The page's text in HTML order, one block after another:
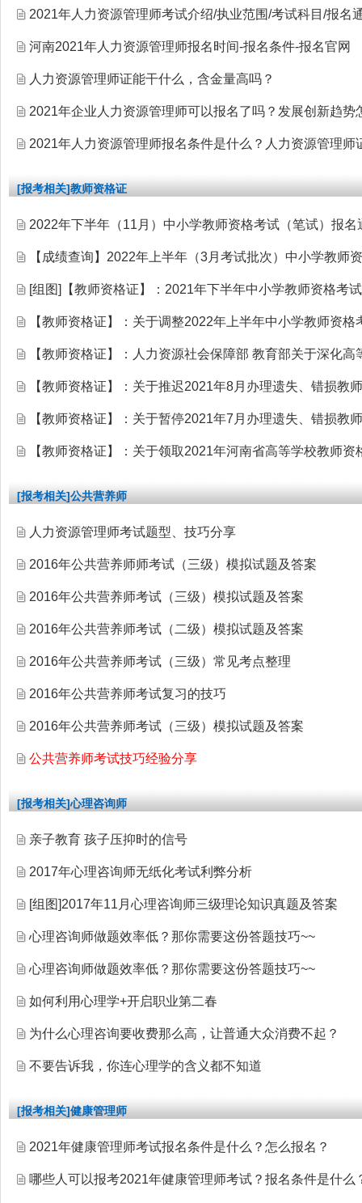
2021年人力资源管理师考试介绍/执业范围/考试科目/报名
河南2021年人力资源管理师报名时间-报名条件-报名官网
人力资源管理师证能干什么，含金量高吗？
2021年企业人力资源管理师可以报名了吗？发展创新趋势
2021年人力资源管理师报名条件是什么？人力资源管理师
[报考相关]教师资格证
2022年下半年（11月）中小学教师资格考试（笔试）报名
【成绩查询】2022年上半年（3月考试批次）中小学教师
[组图] 【教师资格证】：2021年下半年中小学教师资格考
【教师资格证】：关于调整2022年上半年中小学教师资
【教师资格证】：人力资源社会保障部 教育部关于深化
【教师资格证】：关于推迟2021年8月办理遗失、错损教
【教师资格证】：关于暂停2021年7月办理遗失、错损教
【教师资格证】：关于领取2021年河南省高等学校教师资
[报考相关]公共营养师
人力资源管理师考试题型、技巧分享
2016年公共营养师师考试（三级）模拟试题及答案
2016年公共营养师考试（三级）模拟试题及答案
2016年公共营养师考试（二级）模拟试题及答案
2016年公共营养师考试（三级）常见考点整理
2016年公共营养师考试复习的技巧
2016年公共营养师考试（三级）模拟试题及答案
公共营养师考试技巧经验分享
[报考相关]心理咨询师
亲子教育 孩子压抑时的信号
2017年心理咨询师无纸化考试利弊分析
[组图]2017年11月心理咨询师三级理论知识真题及答案
心理咨询师做题效率低？那你需要这份答题技巧~~
心理咨询师做题效率低？那你需要这份答题技巧~~
如何利用心理学+开启职业第二春
为什么心理咨询要收费那么高，让普通大众消费不起？
不要告诉我，你连心理学的含义都不知道
[报考相关]健康管理师
2021年健康管理师考试报名条件是什么？怎么报名？
哪些人可以报考2021年健康管理师考试？报名条件是什么